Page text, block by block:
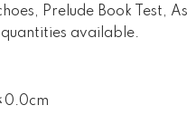
Prelude Book
available.
0.0cm